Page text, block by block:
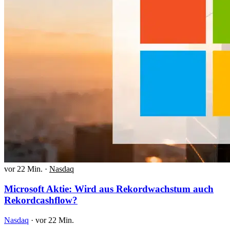
vor 22 Min. · Nasdaq
Microsoft Aktie: Wird aus Rekordwachstum auch
Rekordcashflow?
Nasdaq · vor 22 Min.